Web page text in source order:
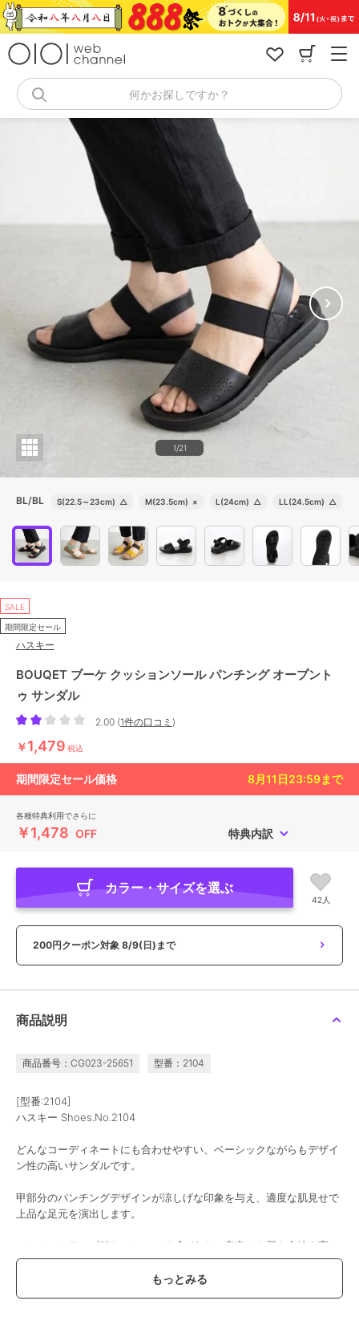
コ
ン
キ
何かお探しですか？
1/21
BL/BL S(22.5～23cm) △ M(23.5cm) × L(24cm) △ LL(24.5cm) △
SALE
期間限定セール
ハスキー
BOUQET ブーケ クッションソール パンチング オープント
ゥ サンダル
2.00 (1件の口コミ )
￥1,479 税込
期間限定セール価格 8月11日23:59まで
各種特典利用でさらに
￥1,478 OFF 特典内訳
カラー・サイズを選ぶ
42人
200円クーポン対象 8/9(日)まで
商品説明
商品番号：CG023-25651 型番：2104
[型番:2104]
ハスキー Shoes.No.2104
どんなコーディネートにも合わせやすい、ベーシックながらもデザイ
ン性の高いサンダルです。
甲部分のパンチングデザインが涼しげな印象を与え、適度な肌見せで
上品な足元を演出します。
バックストラップ付きでホールド感があり、安定した履き心地を実
現。軽量なクッションソールを採用しており、長時間のお出かけでも
疲れにくいのが魅力です。甲部分のバンドにはゴム製のものが付けら
れているので足入れもしやすいのもポイント。